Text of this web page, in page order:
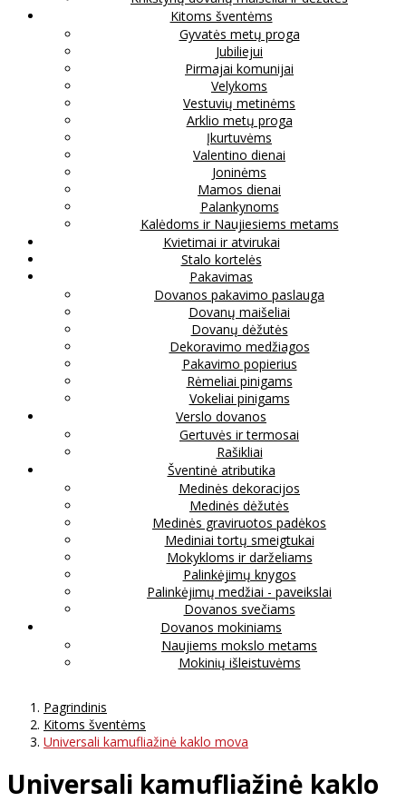
Kitoms šventėms
Gyvatės metų proga
Jubiliejui
Pirmajai komunijai
Velykoms
Vestuvių metinėms
Arklio metų proga
Įkurtuvėms
Valentino dienai
Joninėms
Mamos dienai
Palankynoms
Kalėdoms ir Naujiesiems metams
Kvietimai ir atvirukai
Stalo kortelės
Pakavimas
Dovanos pakavimo paslauga
Dovanų maišeliai
Dovanų dėžutės
Dekoravimo medžiagos
Pakavimo popierius
Rėmeliai pinigams
Vokeliai pinigams
Verslo dovanos
Gertuvės ir termosai
Rašikliai
Šventinė atributika
Medinės dekoracijos
Medinės dėžutės
Medinės graviruotos padėkos
Mediniai tortų smeigtukai
Mokykloms ir darželiams
Palinkėjimų knygos
Palinkėjimų medžiai - paveikslai
Dovanos svečiams
Dovanos mokiniams
Naujiems mokslo metams
Mokinių išleistuvėms
Pagrindinis
Kitoms šventėms
Universali kamufliažinė kaklo mova
Universali kamufliažinė kaklo